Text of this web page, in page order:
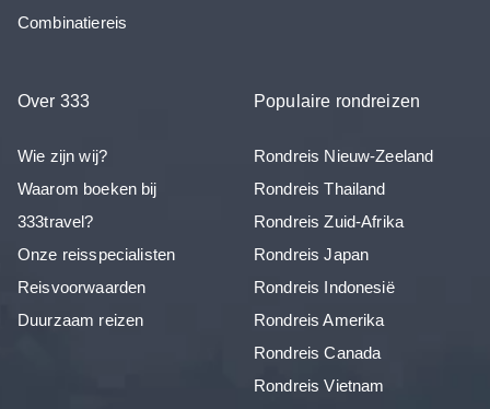
Combinatiereis
Over 333
Wie zijn wij?
Waarom boeken bij
333travel?
Onze reisspecialisten
Reisvoorwaarden
Duurzaam reizen
Populaire rondreizen
Rondreis Nieuw-Zeeland
Rondreis Thailand
Rondreis Zuid-Afrika
Rondreis Japan
Rondreis Indonesië
Rondreis Amerika
Rondreis Canada
Rondreis Vietnam